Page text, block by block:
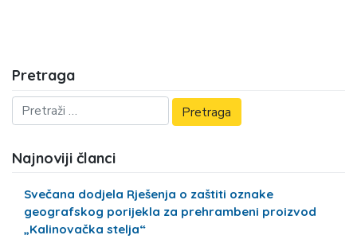
Pretraga
Najnoviji članci
Svečana dodjela Rješenja o zaštiti oznake
geografskog porijekla za prehrambeni proizvod
„Kalinovačka stelja“